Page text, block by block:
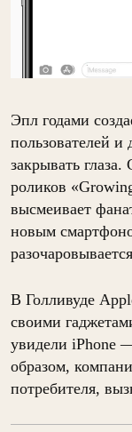
Эпл годами
пользователей и
закрывать
роликов
высмеивает
новым
В Голливуде
своими
увидели iPhone
образом,
потребителя,